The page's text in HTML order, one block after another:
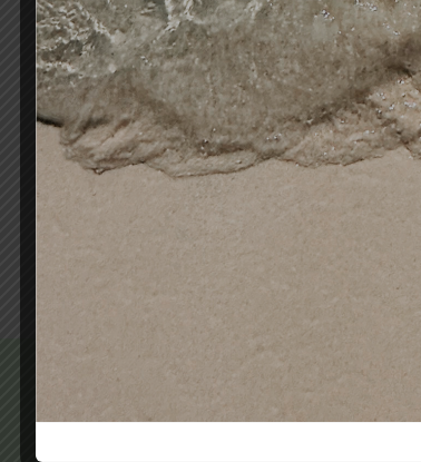
KIT COMPLERT 1ER GRAU
MITJÀ D’ESTÈTICA I BELLESA
VALL D’HEBRON
300,00€197,04€
Añadir al carrito